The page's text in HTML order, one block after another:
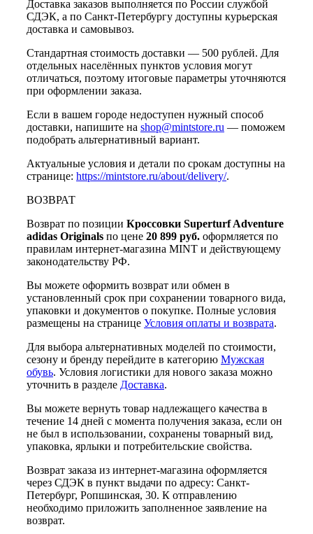
Доставка заказов выполняется по России службой
СДЭК, а по Санкт-Петербургу доступны курьерская
доставка и самовывоз.
Стандартная стоимость доставки — 500 рублей. Для
отдельных населённых пунктов условия могут
отличаться, поэтому итоговые параметры уточняются
при оформлении заказа.
Если в вашем городе недоступен нужный способ
доставки, напишите на shop@mintstore.ru — поможем
подобрать альтернативный вариант.
Актуальные условия и детали по срокам доступны на
странице: https://mintstore.ru/about/delivery/.
ВОЗВРАТ
Возврат по позиции Кроссовки Superturf Adventure
adidas Originals по цене 20 899 руб. оформляется по
правилам интернет-магазина MINT и действующему
законодательству РФ.
Вы можете оформить возврат или обмен в
установленный срок при сохранении товарного вида,
упаковки и документов о покупке. Полные условия
размещены на странице Условия оплаты и возврата.
Для выбора альтернативных моделей по стоимости,
сезону и бренду перейдите в категорию Мужская
обувь. Условия логистики для нового заказа можно
уточнить в разделе Доставка.
Вы можете вернуть товар надлежащего качества в
течение 14 дней с момента получения заказа, если он
не был в использовании, сохранены товарный вид,
упаковка, ярлыки и потребительские свойства.
Возврат заказа из интернет-магазина оформляется
через СДЭК в пункт выдачи по адресу: Санкт-
Петербург, Ропшинская, 30. К отправлению
необходимо приложить заполненное заявление на
возврат.